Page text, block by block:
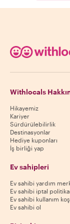
Withlocals
Hikayemiz
Kariyer
Sürdürülebilirlik
Destinasyonlar
Hediye kuponları
İş birliği yap
Ev sahipleri
Ev sahibi yardım
Ev sahibi iptal
Ev sahibi kullanım
Ev sahibi ol